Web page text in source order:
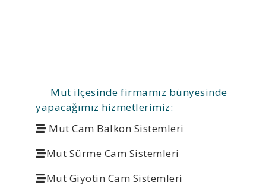
Mut ilçesinde firmamız bünyesinde
yapacağımız hizmetlerimiz:
Mut Cam Balkon Sistemleri
Mut Sürme Cam Sistemleri
Mut Giyotin Cam Sistemleri